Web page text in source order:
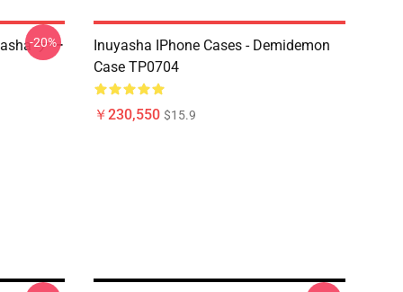
ケー
-20%
Inuyasha IPhone Cases - Demidemon
Case TP0704
￥230,550 $15.9